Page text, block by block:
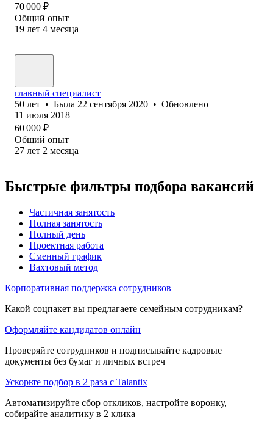
70 000 ₽
Общий опыт
19 лет 4 месяца
главный специалист
50 лет • Была 22 сентября 2020 • Обновлено
11 июля 2018
60 000 ₽
Общий опыт
27 лет 2 месяца
Быстрые фильтры подбора вакансий
Частичная занятость
Полная занятость
Полный день
Проектная работа
Сменный график
Вахтовый метод
Корпоративная поддержка сотрудников
Какой соцпакет вы предлагаете семейным сотрудникам?
Оформляйте кандидатов онлайн
Проверяйте сотрудников и подписывайте кадровые
документы без бумаг и личных встреч
Ускорьте подбор в 2 раза с Talantix
Автоматизируйте сбор откликов, настройте воронку,
собирайте аналитику в 2 клика